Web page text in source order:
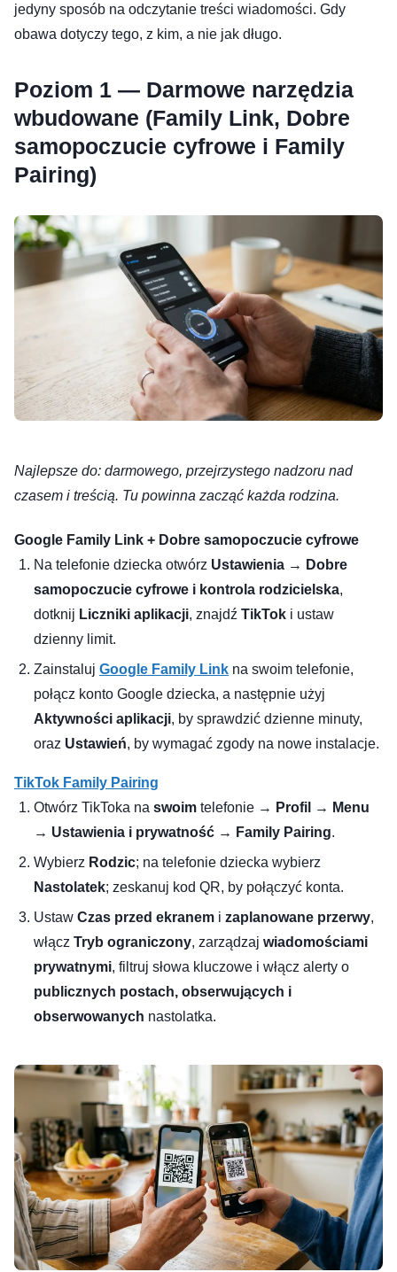
jedyny sposób na odczytanie treści wiadomości. Gdy
obawa dotyczy tego, z kim, a nie jak długo.
Poziom 1 — Darmowe narzędzia
wbudowane (Family Link, Dobre
samopoczucie cyfrowe i Family
Pairing)
Najlepsze do: darmowego, przejrzystego nadzoru nad
czasem i treścią. Tu powinna zacząć każda rodzina.
Google Family Link + Dobre samopoczucie cyfrowe
Na telefonie dziecka otwórz Ustawienia → Dobre
samopoczucie cyfrowe i kontrola rodzicielska,
dotknij Liczniki aplikacji, znajdź TikTok i ustaw
dzienny limit.
Zainstaluj Google Family Link na swoim telefonie,
połącz konto Google dziecka, a następnie użyj
Aktywności aplikacji, by sprawdzić dzienne minuty,
oraz Ustawień, by wymagać zgody na nowe instalacje.
TikTok Family Pairing
Otwórz TikToka na swoim telefonie → Profil → Menu
→ Ustawienia i prywatność → Family Pairing.
Wybierz Rodzic; na telefonie dziecka wybierz
Nastolatek; zeskanuj kod QR, by połączyć konta.
Ustaw Czas przed ekranem i zaplanowane przerwy,
włącz Tryb ograniczony, zarządzaj wiadomościami
prywatnymi, filtruj słowa kluczowe i włącz alerty o
publicznych postach, obserwujących i
obserwowanych nastolatka.